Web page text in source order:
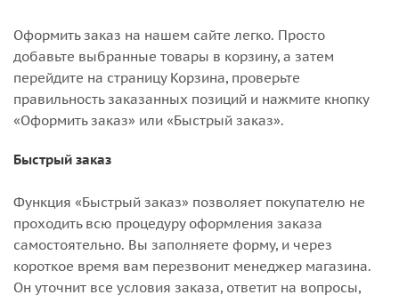
Оформить заказ на нашем сайте легко. Просто
добавьте выбранные товары в корзину, а затем
перейдите на страницу Корзина, проверьте
правильность заказанных позиций и нажмите кнопку
«Оформить заказ» или «Быстрый заказ».
Быстрый заказ
Функция «Быстрый заказ» позволяет покупателю не
проходить всю процедуру оформления заказа
самостоятельно. Вы заполняете форму, и через
короткое время вам перезвонит менеджер магазина.
Он уточнит все условия заказа, ответит на вопросы,